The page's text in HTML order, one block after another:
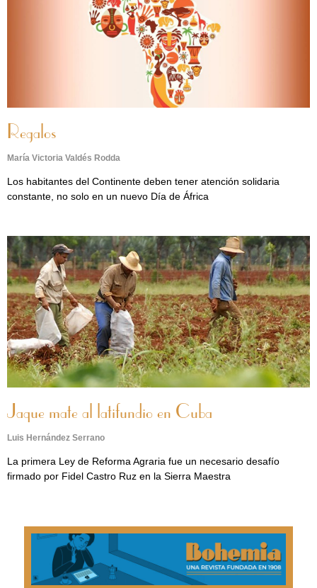
Regalos
María Victoria Valdés Rodda
Los habitantes del Continente deben tener atención solidaria
constante, no solo en un nuevo Día de África
Jaque mate al latifundio en Cuba
Luis Hernández Serrano
La primera Ley de Reforma Agraria fue un necesario desafío
firmado por Fidel Castro Ruz en la Sierra Maestra